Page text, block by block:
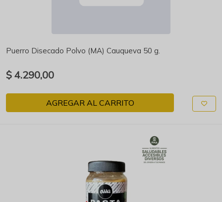
Puerro Disecado Polvo (MA) Cauqueva 50 g.
$ 4.290,00
AGREGAR AL CARRITO